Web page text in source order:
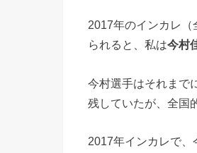
2017年のインカレ
られると、私は今村
今村選手はそれまで
残していたが、全国
2017年インカレで